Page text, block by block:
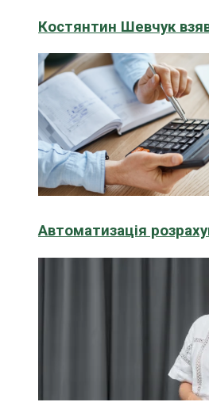
Костянтин Шевчук
Автоматизація